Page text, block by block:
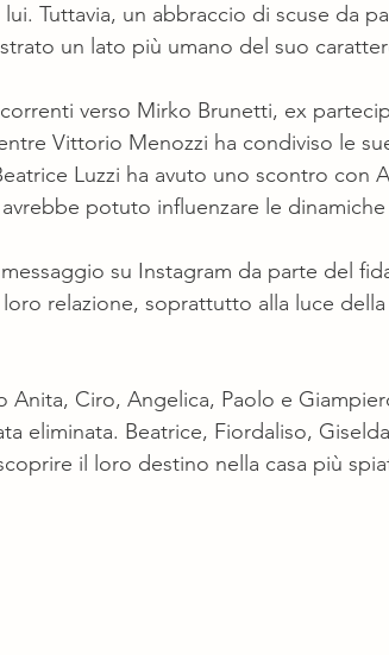
Tuttavia, un abbraccio di scuse da
un lato più umano del suo
verso Mirko Brunetti, ex
Vittorio Menozzi ha condiviso le
Luzzi ha avuto uno scontro con
potuto influenzare le
su Instagram da parte del
relazione, soprattutto alla luce
Anita, Ciro, Angelica, Paolo e
eliminata. Beatrice, Fiordaliso,
il loro destino nella casa più